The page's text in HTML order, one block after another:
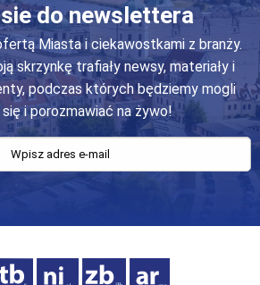
do newslettera
Miasta i ciekawostkami z branży.
skrzynkę trafiały newsy, materiały i
podczas których będziemy mogli
i porozmawiać na żywo!